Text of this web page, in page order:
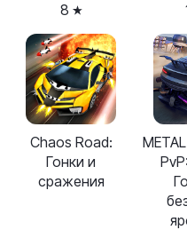
8
Chaos Road:
Гонки и
сражения